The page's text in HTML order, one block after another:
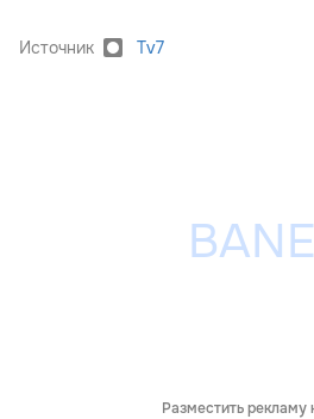
Источник Tv7
Разместить рекламу